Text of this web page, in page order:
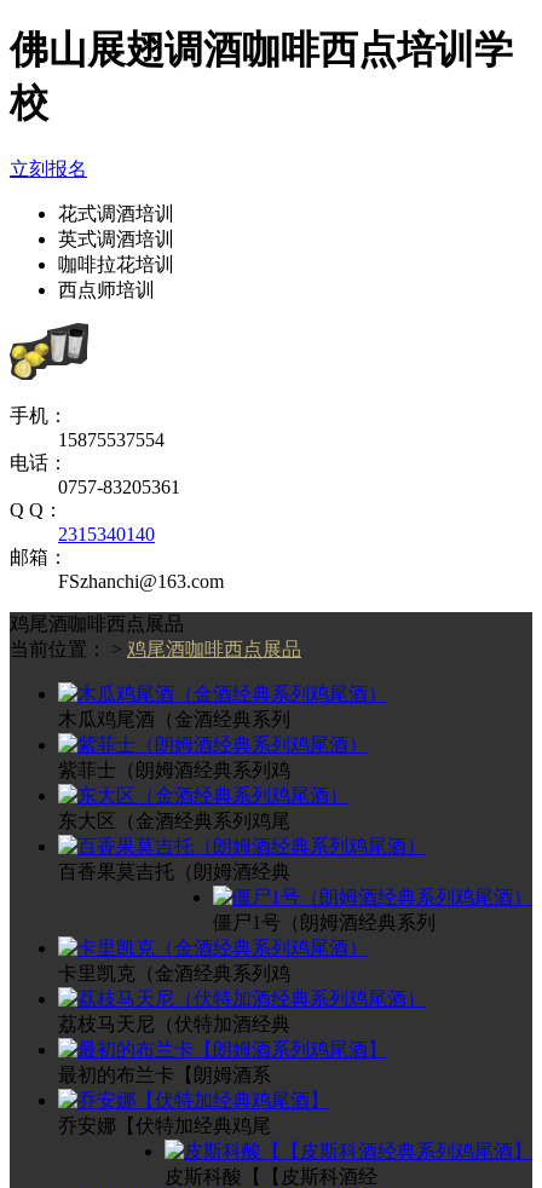
佛山展翅调酒咖啡西点培训学
校
立刻报名
花式调酒培训
英式调酒培训
咖啡拉花培训
西点师培训
手机：
15875537554
电话：
0757-83205361
Q Q：
2315340140
邮箱：
FSzhanchi@163.com
鸡尾酒咖啡西点展品
当前位置： > 鸡尾酒咖啡西点展品
木瓜鸡尾酒（金酒经典系列
紫菲士（朗姆酒经典系列鸡
东大区（金酒经典系列鸡尾
百香果莫吉托（朗姆酒经典
僵尸1号（朗姆酒经典系列
卡里凯克（金酒经典系列鸡
荔枝马天尼（伏特加酒经典
最初的布兰卡【朗姆酒系
乔安娜【伏特加经典鸡尾
皮斯科酸【【皮斯科酒经